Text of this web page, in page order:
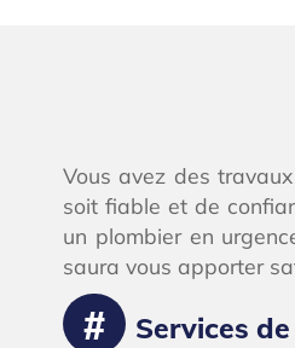
Vous avez des
soit fiable et de
un plombier en
saura vous apporter
Services